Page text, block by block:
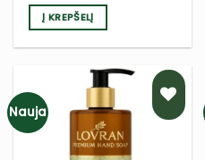
Į KREPŠELĮ
Nauja